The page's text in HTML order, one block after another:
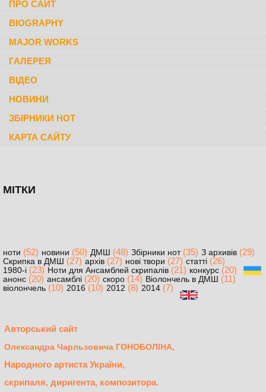
ПРО САЙТ
BIOGRAPHY
MAJOR WORKS
ГАЛЕРЕЯ
ВІДЕО
НОВИНИ
ЗБІРНИКИ НОТ
КАРТА САЙТУ
МІТКИ
ноти (52) новини (50) ДМШ (48) Збірники нот(35) З архивів (29)
Скрипка в ДМШ (27) архів (27) нові твори (27) статті (26)
1980-і (23) Ноти для Ансамблей скрипалів (21) конкурс (20)
анонс (20) ансамблі (20) скоро (14) Віолончель в ДМШ (11)
віолончель (10) 2016 (10) 2012 (8) 2014 (7)
Авторський сайт
Олександра Чарльзовича ГОНОБОЛІНА,
Народного артиста України,
скрипаля, диригента, композитора.